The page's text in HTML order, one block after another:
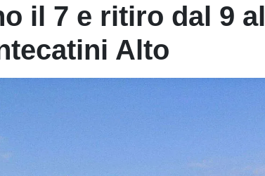
il 7 e ritiro dal 9 al
Alto